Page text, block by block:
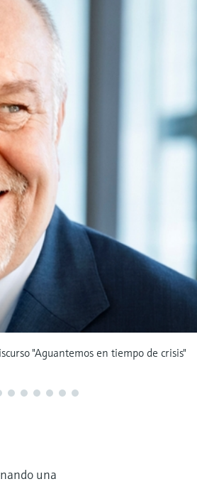
"Aguantemos en tiempo de crisis"
una